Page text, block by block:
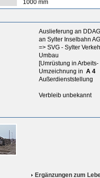
1000 mm
Auslieferung an
an Sylter Inselbahn
=> SVG - Sylter
Umbau
[Umrüstung in
Umzeichnung in A 4
Außerdienststellung
Verbleib unbekannt
Ergänzungen zum